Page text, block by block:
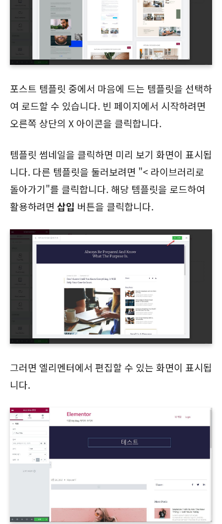
포스트 템플릿 중에서 마음에 드는 템플릿을 선택하
여 로드할 수 있습니다. 빈 페이지에서 시작하려면
오른쪽 상단의 X 아이콘을 클릭합니다.
템플릿 썸네일을 클릭하면 미리 보기 화면이 표시됩
니다. 다른 템플릿을 둘러보려면 "< 라이브러리로
돌아가기"를 클릭합니다. 해당 템플릿을 로드하여
활용하려면 삽입 버튼을 클릭합니다.
그러면 엘리멘터에서 편집할 수 있는 화면이 표시됩
니다.